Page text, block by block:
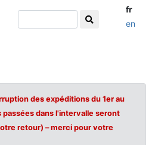
fr
en
des expéditions du 1er au
dans l'intervalle seront
retour) – merci pour votre